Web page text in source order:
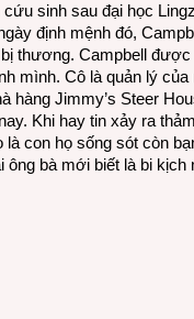
sinh sau đại học
định mệnh đó,
thương. Campbell
mình. Cô là quản lý
hàng Jimmy’s Steer
Khi hay tin xảy ra
con họ sống sót còn
ông bà mới biết là bi kịch